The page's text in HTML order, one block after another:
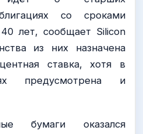
со сроками
лет, сообщает Silicon
из них назначена
ставка, хотя в
предусмотрена и
бумаги оказался